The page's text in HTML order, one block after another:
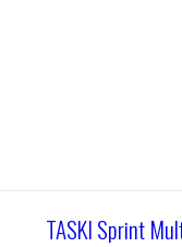
TASKI Sprint